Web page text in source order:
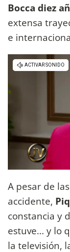
Bocca diez
extensa
e
A pesar de
accidente,
constancia y
estuve... y lo
la televisión,